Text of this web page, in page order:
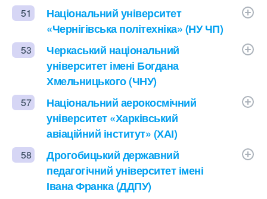
51
Національний університет
«Чернігівська політехніка» (НУ ЧП)
53
Черкаський національний
університет імені Богдана
Хмельницького (ЧНУ)
57
Національний аерокосмічний
університет «Харківський
авіаційний інститут» (ХАІ)
58
Дрогобицький державний
педагогічний університет імені
Івана Франка (ДДПУ)